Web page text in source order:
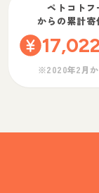
ペトコトフ
からの累計寄
※2020年2月